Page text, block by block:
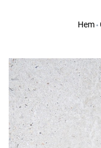
Hem